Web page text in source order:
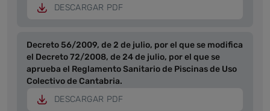
DESCARGAR PDF
Decreto 56/2009, de 2 de julio, por el que se modifica
el Decreto 72/2008, de 24 de julio, por el que se
aprueba el Reglamento Sanitario de Piscinas de Uso
Colectivo de Cantabria.
DESCARGAR PDF